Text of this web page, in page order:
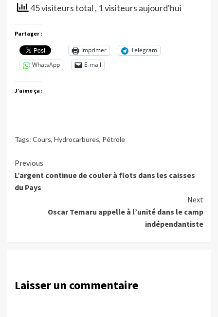
45 visiteurs total , 1 visiteurs aujourd'hui
Partager :
Imprimer
Telegram
WhatsApp
E-mail
J’aime ça :
Tags: Cours, Hydrocarbures, Pétrole
Continue
Reading
Previous
L’argent continue de couler à flots dans les caisses
du Pays
Next
Oscar Temaru appelle à l’unité dans le camp
indépendantiste
Laisser un commentaire